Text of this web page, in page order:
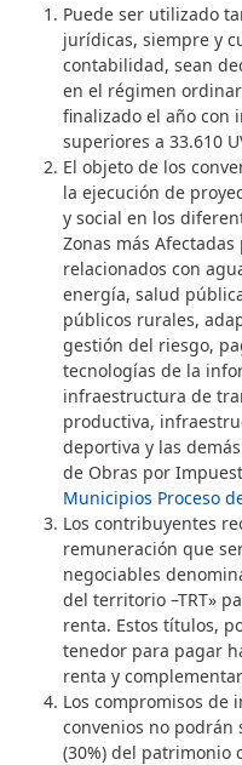
Puede ser utilizado
jurídicas, siempre y
contabilidad, sean
en el régimen
finalizado el año con
superiores a 33.610
El objeto de los
la ejecución de
y social en los
Zonas más
relacionados con
energía, salud
públicos rurales,
gestión del riesgo,
tecnologías de la
infraestructura de
productiva,
deportiva y las
de Obras por
Municipios Proceso
Los contribuyentes
remuneración que
negociables
del territorio –TRT»
renta. Estos títulos,
tenedor para pagar
renta y
Los compromisos de
convenios no
(30%) del patrimonio